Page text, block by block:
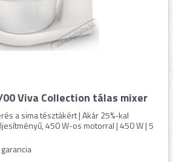
00 Viva Collection tálas mixer
a sima tésztákért | Akár 25%-kal
450 W-os motorral | 450 W | 5